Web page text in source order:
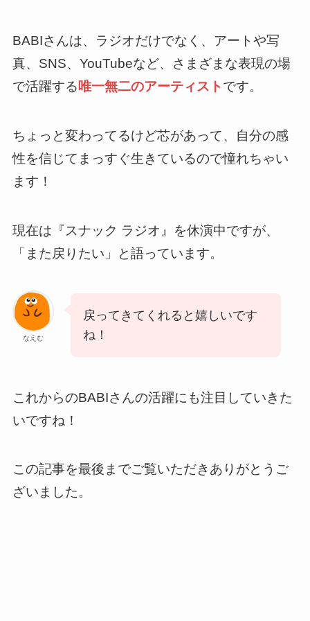
BABIさんは、ラジオだけでなく、アートや写
真、SNS、YouTubeなど、さまざまな表現の場
で活躍する唯一無二のアーティストです。
ちょっと変わってるけど芯があって、自分の感
性を信じてまっすぐ生きているので憧れちゃい
ます！
現在は『スナック ラジオ』を休演中ですが、
「また戻りたい」と語っています。
なえむ
戻ってきてくれると嬉しいです
ね！
これからのBABIさんの活躍にも注目していきた
いですね！
この記事を最後までご覧いただきありがとうご
ざいました。